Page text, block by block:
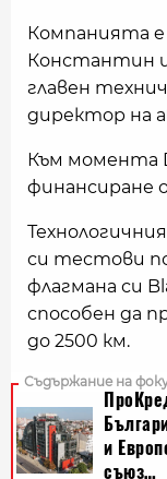
Компанията
Константин и
главен
директор на
Към момента
финансиране
си тестови
флагмана си
способен да
до 2500 км.